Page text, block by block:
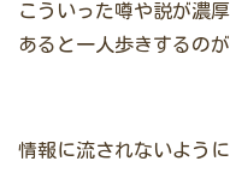
こういった噂や説が濃
あると一人歩きするのが
情報に流されないよう